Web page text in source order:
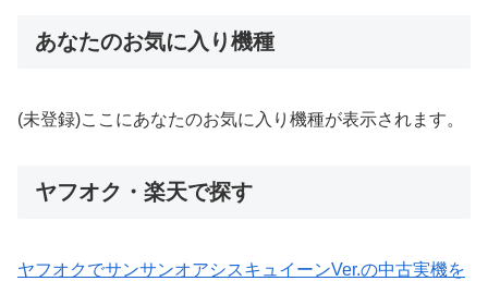
あなたのお気に入り機種
(未登録)ここにあなたのお気に入り機種が表示されます。
ヤフオク・楽天で探す
ヤフオクでサンサンオアシスキュイーンVer.の中古実機を